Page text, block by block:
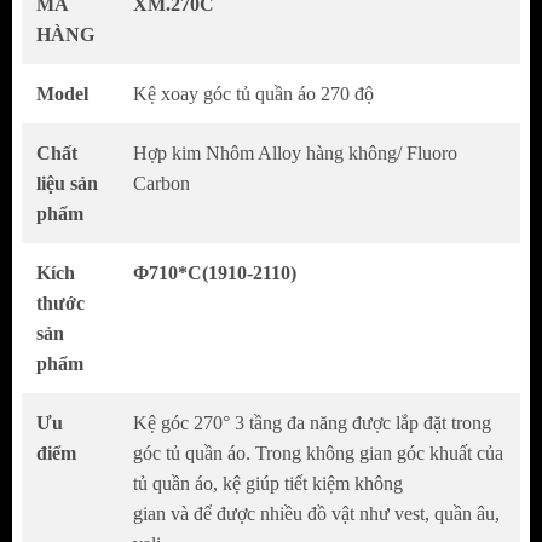
Giới thiệu chung
Hẳn bạn đã từng thấy những chiếc tủ to với
nên đang để trống hoặc đang được sử dụng
một cách chưa hợp lý, hiệu quả. Đấy chính là
lý do vì sao góc xoay treo góc tủ quần áo 3
MÃ
HÀNG
XM.270C
Model Kệ xoay góc tủ quần áo 270 độ
Chất
liệu sản
phẩm
Hợp kim Nhôm Alloy hàng không/ Fluoro
Carbon
Kích
thước
sản
phẩm
Φ710*C(1910-2110)
Ưu
điểm
Kệ góc 270° 3 tầng đa năng được lắp đặt trong
góc tủ quần áo. Trong không gian góc khuất của
tủ quần áo, kệ giúp tiết kiệm không
gian và để được nhiều đồ vật như vest, quần âu,